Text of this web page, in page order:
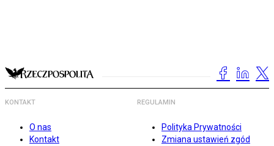
KONTAKT
O nas
Kontakt
REGULAMIN
Polityka Prywatności
Zmiana ustawień zgód